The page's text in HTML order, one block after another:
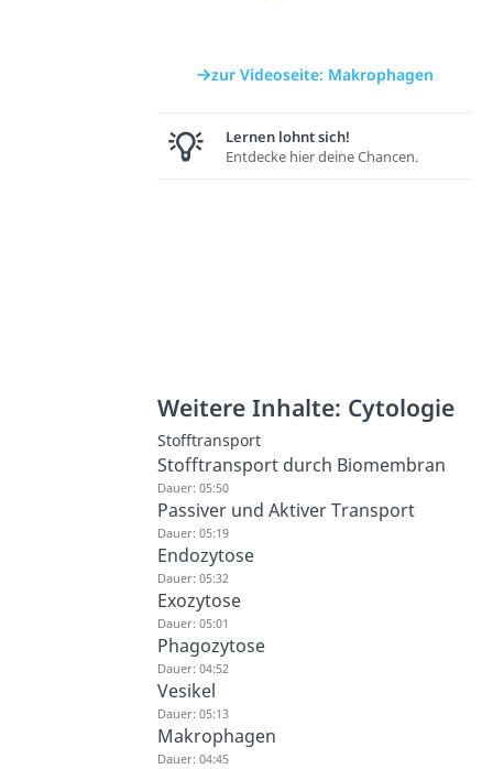
zur Videoseite: Makrophagen
Lernen lohnt sich!
Entdecke hier deine Chancen.
Weitere Inhalte: Cytologie
Stofftransport
Stofftransport durch Biomembran
Dauer: 05:50
Passiver und Aktiver Transport
Dauer: 05:19
Endozytose
Dauer: 05:32
Exozytose
Dauer: 05:01
Phagozytose
Dauer: 04:52
Vesikel
Dauer: 05:13
Makrophagen
Dauer: 04:45